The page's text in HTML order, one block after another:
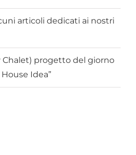
articoli dedicati ai nostri
Chalet) progetto del giorno
Idea”